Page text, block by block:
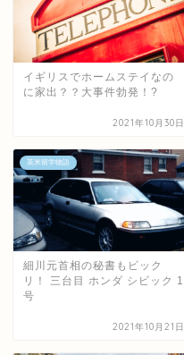
イギリスでホームステイなの
に家出？？大事件勃発！?
2021年10月30日
英米留学物語
細川元首相の秘書もビック
リ！ 三台目 ホンダ シビック 1
号
2021年10月21日